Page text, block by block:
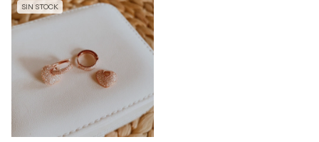
SIN STOCK